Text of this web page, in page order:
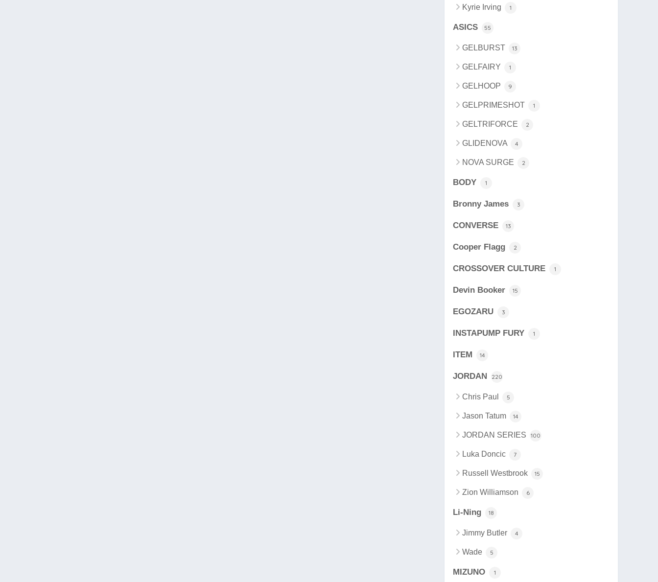
Kyrie Irving 1
ASICS 55
GELBURST 13
GELFAIRY 1
GELHOOP 9
GELPRIMESHOT 1
GELTRIFORCE 2
GLIDENOVA 4
NOVA SURGE 2
BODY 1
Bronny James 3
CONVERSE 13
Cooper Flagg 2
CROSSOVER CULTURE 1
Devin Booker 15
EGOZARU 3
INSTAPUMP FURY 1
ITEM 14
JORDAN 220
Chris Paul 5
Jason Tatum 14
JORDAN SERIES 100
Luka Doncic 7
Russell Westbrook 15
Zion Williamson 6
Li-Ning 18
Jimmy Butler 4
Wade 5
MIZUNO 1